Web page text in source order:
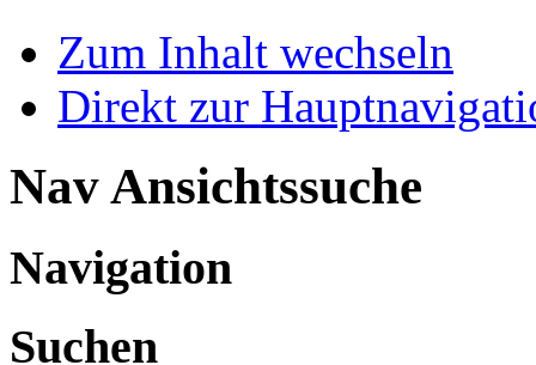
Zum Inhalt wechseln
Direkt zur
Nav Ansichtssuche
Navigation
Suchen